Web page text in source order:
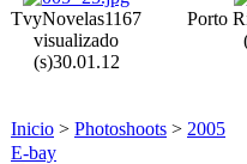
TvyNovelas1167
visualizado
(s)30.01.12
Porto
Inicio > Photoshoots > 2005
E-bay